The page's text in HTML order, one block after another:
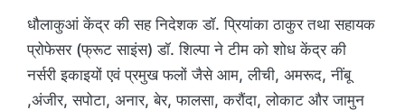
धौलाकुआं केंद्र की सह निदेशक डॉ. प्रियांका ठाकुर तथा सहायक
प्रोफेसर (फ्रूट साइंस) डॉ. शिल्पा ने टीम को शोध केंद्र की
नर्सरी इकाइयों एवं प्रमुख फलों जैसे आम, लीची, अमरूद, नींबू
,अंजीर, सपोटा, अनार, बेर, फालसा, करौंदा, लोकाट और जामुन